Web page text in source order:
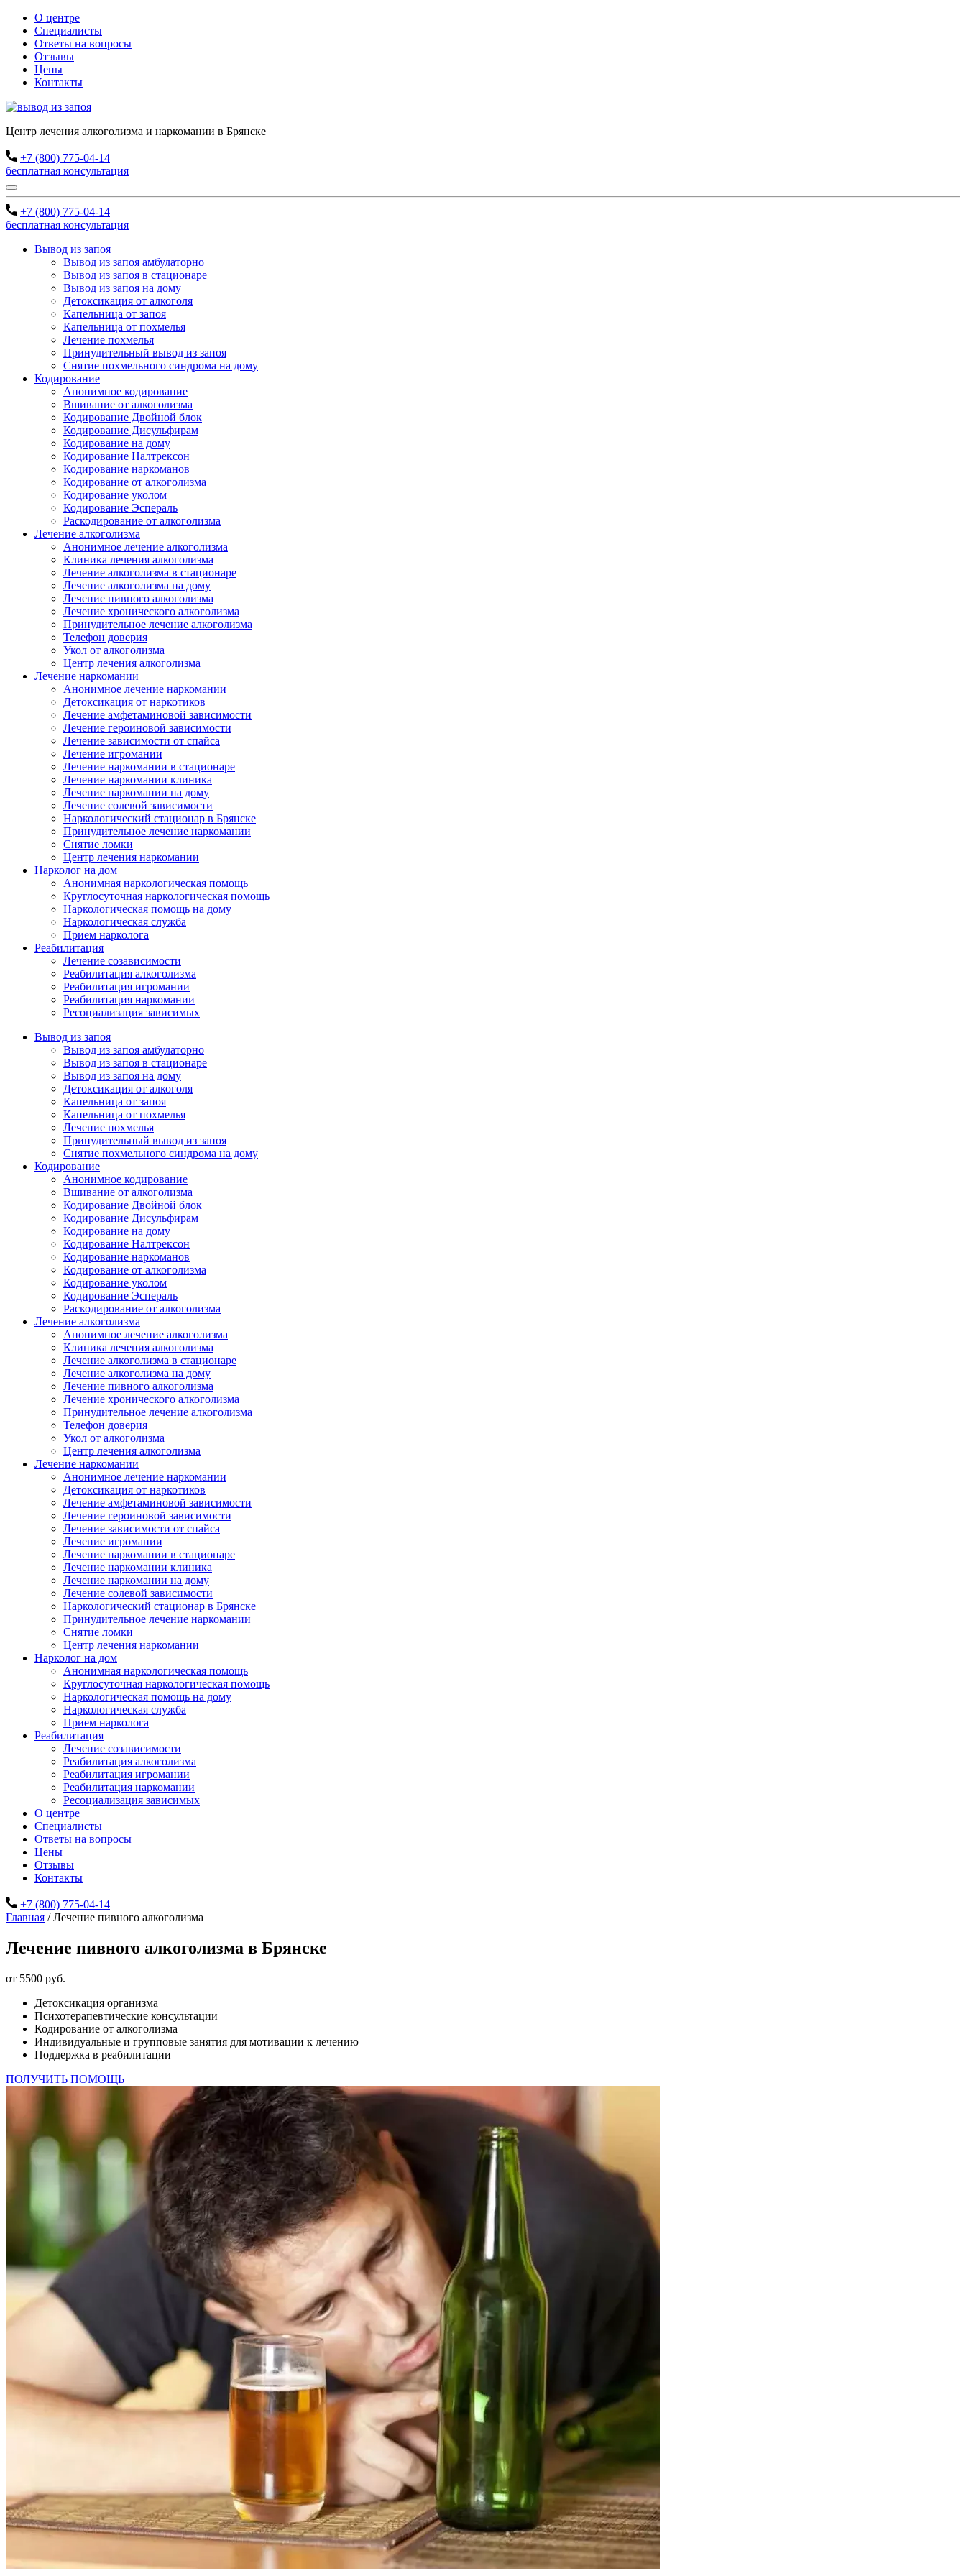
О центре
Специалисты
Ответы на вопросы
Отзывы
Цены
Контакты
Центр лечения алкоголизма и наркомании в Брянске
+7 (800) 775-04-14
бесплатная консультация
+7 (800) 775-04-14
бесплатная консультация
Вывод из запоя
Вывод из запоя амбулаторно
Вывод из запоя в стационаре
Вывод из запоя на дому
Детоксикация от алкоголя
Капельница от запоя
Капельница от похмелья
Лечение похмелья
Принудительный вывод из запоя
Снятие похмельного синдрома на дому
Кодирование
Анонимное кодирование
Вшивание от алкоголизма
Кодирование Двойной блок
Кодирование Дисульфирам
Кодирование на дому
Кодирование Налтрексон
Кодирование наркоманов
Кодирование от алкоголизма
Кодирование уколом
Кодирование Эспераль
Раскодирование от алкоголизма
Лечение алкоголизма
Анонимное лечение алкоголизма
Клиника лечения алкоголизма
Лечение алкоголизма в стационаре
Лечение алкоголизма на дому
Лечение пивного алкоголизма
Лечение хронического алкоголизма
Принудительное лечение алкоголизма
Телефон доверия
Укол от алкоголизма
Центр лечения алкоголизма
Лечение наркомании
Анонимное лечение наркомании
Детоксикация от наркотиков
Лечение амфетаминовой зависимости
Лечение героиновой зависимости
Лечение зависимости от спайса
Лечение игромании
Лечение наркомании в стационаре
Лечение наркомании клиника
Лечение наркомании на дому
Лечение солевой зависимости
Наркологический стационар в Брянске
Принудительное лечение наркомании
Снятие ломки
Центр лечения наркомании
Нарколог на дом
Анонимная наркологическая помощь
Круглосуточная наркологическая помощь
Наркологическая помощь на дому
Наркологическая служба
Прием нарколога
Реабилитация
Лечение созависимости
Реабилитация алкоголизма
Реабилитация игромании
Реабилитация наркомании
Ресоциализация зависимых
Вывод из запоя
Вывод из запоя амбулаторно
Вывод из запоя в стационаре
Вывод из запоя на дому
Детоксикация от алкоголя
Капельница от запоя
Капельница от похмелья
Лечение похмелья
Принудительный вывод из запоя
Снятие похмельного синдрома на дому
Кодирование
Анонимное кодирование
Вшивание от алкоголизма
Кодирование Двойной блок
Кодирование Дисульфирам
Кодирование на дому
Кодирование Налтрексон
Кодирование наркоманов
Кодирование от алкоголизма
Кодирование уколом
Кодирование Эспераль
Раскодирование от алкоголизма
Лечение алкоголизма
Анонимное лечение алкоголизма
Клиника лечения алкоголизма
Лечение алкоголизма в стационаре
Лечение алкоголизма на дому
Лечение пивного алкоголизма
Лечение хронического алкоголизма
Принудительное лечение алкоголизма
Телефон доверия
Укол от алкоголизма
Центр лечения алкоголизма
Лечение наркомании
Анонимное лечение наркомании
Детоксикация от наркотиков
Лечение амфетаминовой зависимости
Лечение героиновой зависимости
Лечение зависимости от спайса
Лечение игромании
Лечение наркомании в стационаре
Лечение наркомании клиника
Лечение наркомании на дому
Лечение солевой зависимости
Наркологический стационар в Брянске
Принудительное лечение наркомании
Снятие ломки
Центр лечения наркомании
Нарколог на дом
Анонимная наркологическая помощь
Круглосуточная наркологическая помощь
Наркологическая помощь на дому
Наркологическая служба
Прием нарколога
Реабилитация
Лечение созависимости
Реабилитация алкоголизма
Реабилитация игромании
Реабилитация наркомании
Ресоциализация зависимых
О центре
Специалисты
Ответы на вопросы
Цены
Отзывы
Контакты
+7 (800) 775-04-14
Главная /Лечение пивного алкоголизма
Лечение пивного алкоголизма в Брянске
от 5500 руб.
Детоксикация организма
Психотерапевтические консультации
Кодирование от алкоголизма
Индивидуальные и групповые занятия для мотивации к лечению
Поддержка в реабилитации
ПОЛУЧИТЬ ПОМОЩЬ